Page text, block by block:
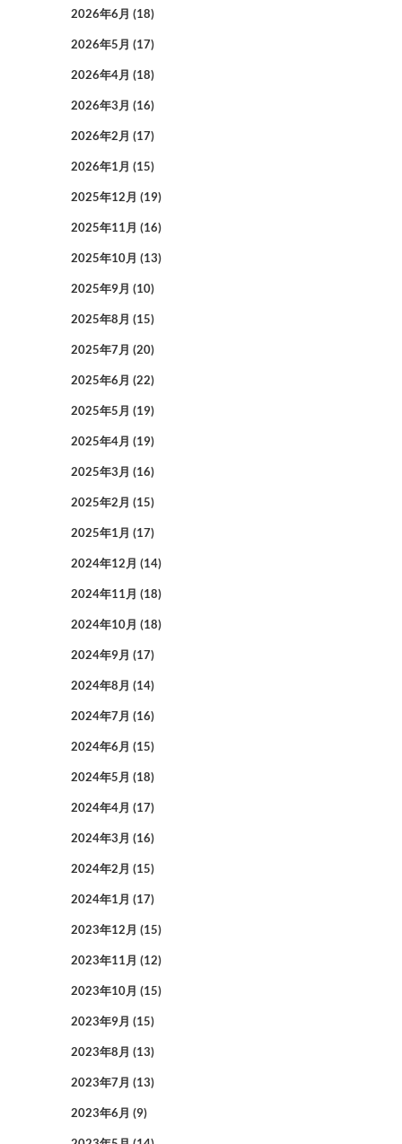
2026年6月 (18)
2026年5月 (17)
2026年4月 (18)
2026年3月 (16)
2026年2月 (17)
2026年1月 (15)
2025年12月 (19)
2025年11月 (16)
2025年10月 (13)
2025年9月 (10)
2025年8月 (15)
2025年7月 (20)
2025年6月 (22)
2025年5月 (19)
2025年4月 (19)
2025年3月 (16)
2025年2月 (15)
2025年1月 (17)
2024年12月 (14)
2024年11月 (18)
2024年10月 (18)
2024年9月 (17)
2024年8月 (14)
2024年7月 (16)
2024年6月 (15)
2024年5月 (18)
2024年4月 (17)
2024年3月 (16)
2024年2月 (15)
2024年1月 (17)
2023年12月 (15)
2023年11月 (12)
2023年10月 (15)
2023年9月 (15)
2023年8月 (13)
2023年7月 (13)
2023年6月 (9)